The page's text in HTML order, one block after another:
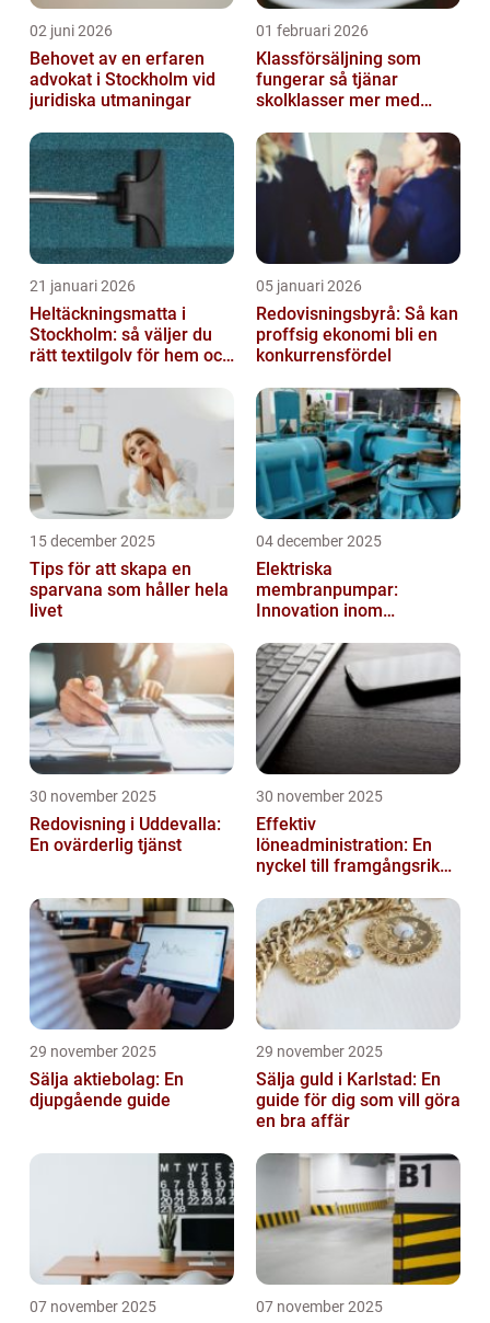
02 juni 2026
Behovet av en erfaren
advokat i Stockholm vid
juridiska utmaningar
01 februari 2026
Klassförsäljning som
fungerar så tjänar
skolklasser mer med
21 januari 2026
Heltäckningsmatta i
Stockholm: så väljer du
rätt textilgolv för hem och
05 januari 2026
Redovisningsbyrå: Så kan
proffsig ekonomi bli en
konkurrensfördel
15 december 2025
Tips för att skapa en
sparvana som håller hela
livet
04 december 2025
Elektriska
membranpumpar:
Innovation inom
30 november 2025
Redovisning i Uddevalla:
En ovärderlig tjänst
30 november 2025
Effektiv
löneadministration: En
nyckel till framgångsrika
29 november 2025
Sälja aktiebolag: En
djupgående guide
29 november 2025
Sälja guld i Karlstad: En
guide för dig som vill göra
en bra affär
07 november 2025 07 november 2025